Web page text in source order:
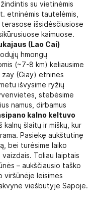
su vietinėmis
etninėmis tautelėmis,
išsidėsčiusiose
kaimuose.
(Lao Cai)
hmongų
(~7-8 km) keliausime
, zay (Giay) etninės
išvysime ryžių
stebėsime
namus, dirbamus
kalno keltuvo
kalnų šlaitų ir miškų, kur
Pasiekę aukštutinę
bei turėsime laiko
Toliau laiptais
– aukščiausio taško
viršūnėje leisimės
viešbutyje Sapoje.